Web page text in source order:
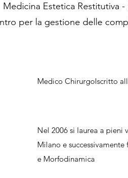
Medicina Estetica Restitutiva
per la gestione delle
Medico ChirurgoIscritto
Nel 2006 si laurea a pieni
Milano e
e Morfodinamica